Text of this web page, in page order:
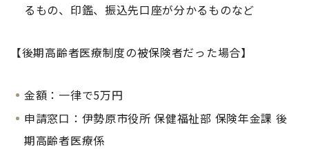
るもの、印鑑、振込先口座が分かるものなど
【後期高齢者医療制度の被保険者だった場合】
金額：一律で5万円
申請窓口：伊勢原市役所 保健福祉部 保険年金課 後
期高齢者医療係